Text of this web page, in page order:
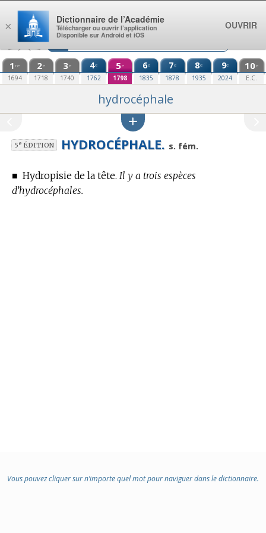
Aller au contenu
1 re
1694
2e
1718
3e
1740
4e
1762
5e
1798
6e
1835
7e
1878
8e
1935
9e
2024
10e
E.C.
hydrocéphale
5eÉDITION HYDROCÉPHALE. s. fém.
■ Hydropisie de la tête. Il y a trois espèces
d’hydrocéphales.
Vous pouvez cliquer sur n’importe quel mot pour naviguer dans le dictionnaire.
×
Dictionnaire de l’Académie
Télécharger ou ouvrir l’application
Disponible sur Android et iOS
OUVRIR